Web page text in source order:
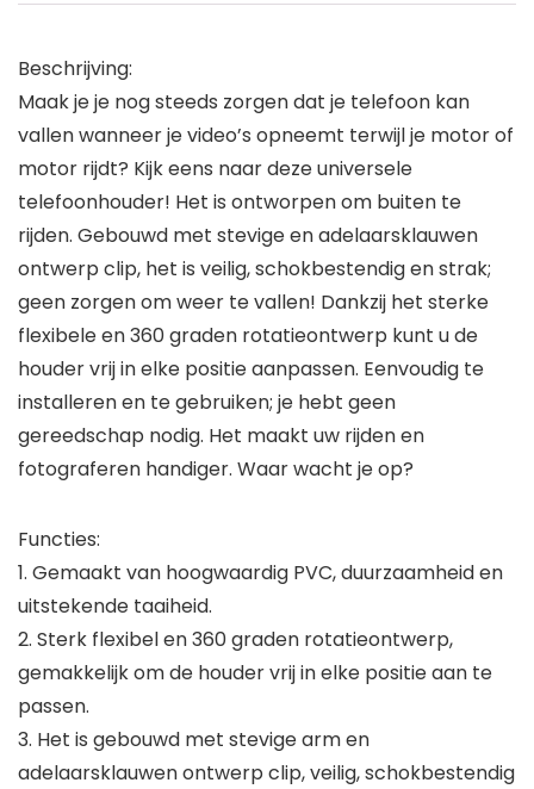
Beschrijving:
Maak je je nog steeds zorgen dat je telefoon kan
vallen wanneer je video’s opneemt terwijl je motor of
motor rijdt? Kijk eens naar deze universele
telefoonhouder! Het is ontworpen om buiten te
rijden. Gebouwd met stevige en adelaarsklauwen
ontwerp clip, het is veilig, schokbestendig en strak;
geen zorgen om weer te vallen! Dankzij het sterke
flexibele en 360 graden rotatieontwerp kunt u de
houder vrij in elke positie aanpassen. Eenvoudig te
installeren en te gebruiken; je hebt geen
gereedschap nodig. Het maakt uw rijden en
fotograferen handiger. Waar wacht je op?
Functies:
1. Gemaakt van hoogwaardig PVC, duurzaamheid en
uitstekende taaiheid.
2. Sterk flexibel en 360 graden rotatieontwerp,
gemakkelijk om de houder vrij in elke positie aan te
passen.
3. Het is gebouwd met stevige arm en
adelaarsklauwen ontwerp clip, veilig, schokbestendig